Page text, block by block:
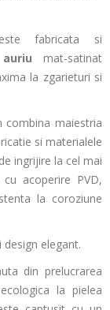
fabricata si
mat-satinat
la zgarieturi si
combina maiestria
si materialele
ingrijire la cel mai
acoperire PVD,
la coroziune
elegant.
din prelucrarea
la pielea